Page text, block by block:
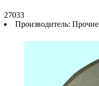
27033
Производитель: Прочие